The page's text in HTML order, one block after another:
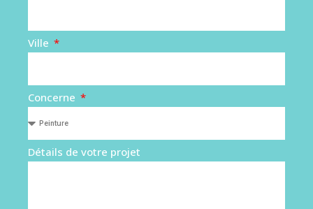
Ville
Concerne
Détails de votre projet